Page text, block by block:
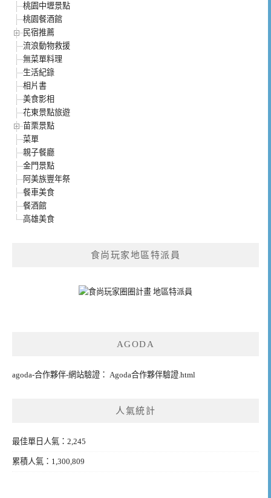
桃園中壢景點
桃園餐酒館
民宿推薦
流浪動物救援
無菜單料理
生活紀錄
相片書
美食影相
花東景點旅遊
苗栗景點
菜單
親子餐廳
金門景點
阿美族豐年祭
餐車美食
餐酒館
高雄美食
食尚玩家地區特派員
AGODA
agoda-合作夥伴-網站驗證： Agoda合作夥伴驗證.html
人氣統計
最佳單日人氣：2,245
累積人氣：1,300,809